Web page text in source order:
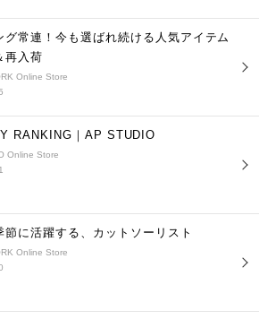
グ常連！今も選ばれ続ける人気アイテム
再入荷
Online Store
RANKING｜AP STUDIO
Online Store
節に活躍する、カットソーリスト
Online Store